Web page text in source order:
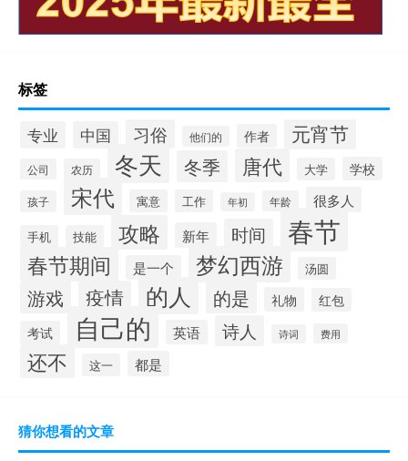
标签
专业 中国 习俗 他们的 作者 元宵节
公司 农历 冬天 冬季 唐代 大学 学校
孩子 宋代 寓意 工作 年初 年龄 很多人
手机 技能 攻略 新年 时间 春节
春节期间 是一个 梦幻西游 汤圆
游戏 疫情 的人 的是 礼物
红包
考试
自己的 英语 诗人 诗词 费用
还不 这一 都是
猜你想看的文章